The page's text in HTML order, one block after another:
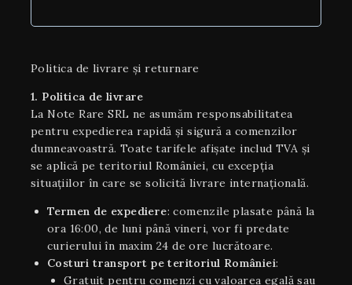
Politica de livrare și returnare
1. Politica de livrare
La Note Rare SRL ne asumăm responsabilitatea
pentru expedierea rapidă și sigură a comenzilor
dumneavoastră. Toate tarifele afișate includ TVA și
se aplică pe teritoriul României, cu excepția
situaţiilor în care se solicită livrare internaţională.
Termen de expediere: comenzile plasate până la
ora 16:00, de luni până vineri, vor fi predate
curierului în maxim 24 de ore lucrătoare.
Costuri transport pe teritoriul României:
Gratuit pentru comenzi cu valoarea egală sau